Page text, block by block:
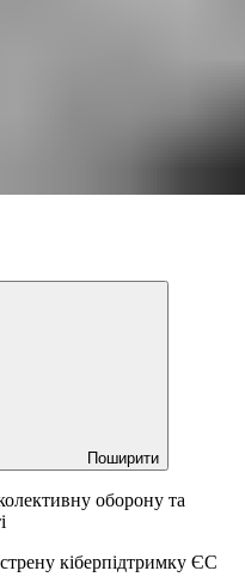
Поширити
оборону та
кіберпідтримку ЄС